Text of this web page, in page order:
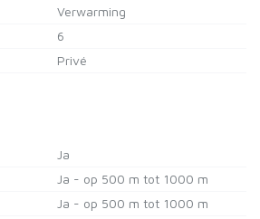
Verwarming
6
Privé
Ja
Ja - op 500 m tot 1000 m
Ja - op 500 m tot 1000 m